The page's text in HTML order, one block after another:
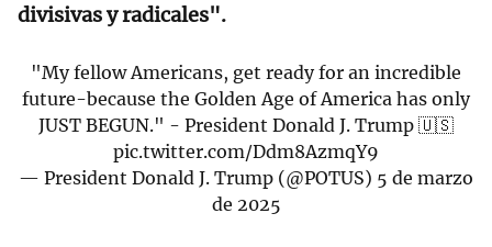
divisivas y radicales".
"My fellow Americans, get ready for an incredible
future-because the Golden Age of America has only
JUST BEGUN." - President Donald J. Trump 🇺🇸
pic.twitter.com/Ddm8AzmqY9
— President Donald J. Trump (@POTUS) 5 de marzo
de 2025